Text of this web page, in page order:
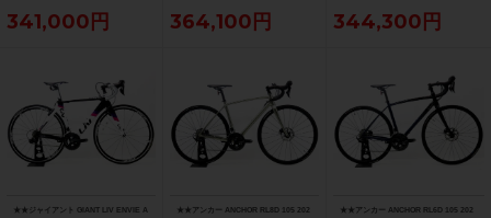
341,000円 364,100円 344,300円
★★ジャイアント GIANT LIV ENVIE A
★★アンカー ANCHOR RL8D 105 202
★★アンカー ANCHOR RL6D 105 202